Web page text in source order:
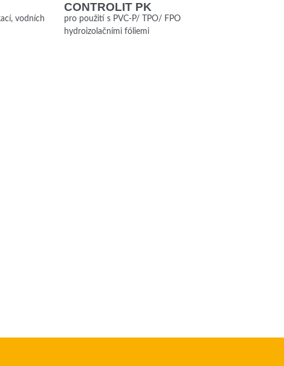
vodních
CONTROLIT PK
pro použití s PVC-P/ TPO/ FPO
hydroizolačními fóliemi